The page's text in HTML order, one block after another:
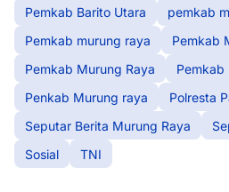
Pemkab Barito Utara
pemkab
Pemkab murung raya
Pemkab
Pemkab Murung Raya
Pemkab
Penkab Murung raya
Polresta
Seputar Berita Murung Raya
Sosial
TNI